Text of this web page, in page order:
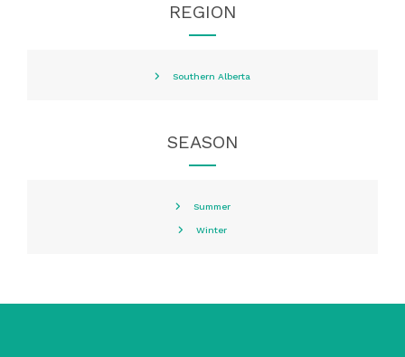
REGION
Southern Alberta
SEASON
Summer
Winter